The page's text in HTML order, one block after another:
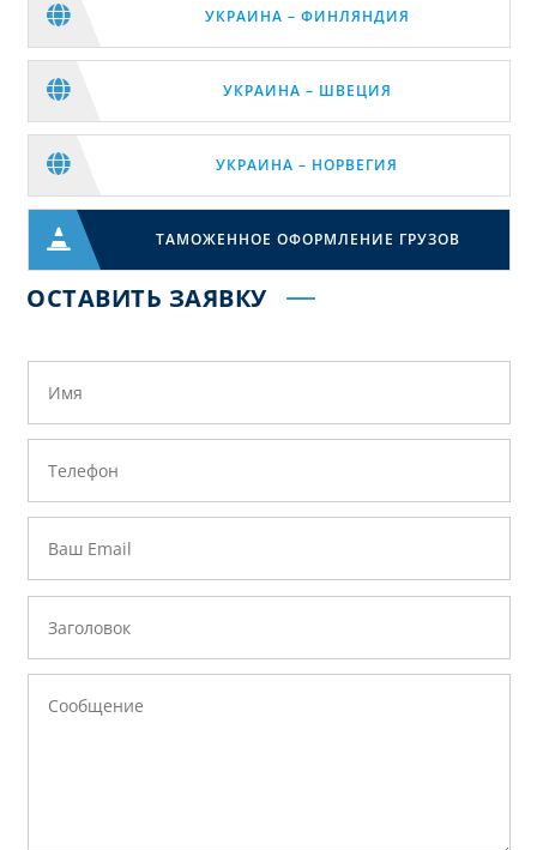
 УКРАИНА – ФИНЛЯНДИЯ
 УКРАИНА – ШВЕЦИЯ
 УКРАИНА – НОРВЕГИЯ
 ТАМОЖЕННОЕ ОФОРМЛЕНИЕ ГРУЗОВ
ОСТАВИТЬ ЗАЯВКУ